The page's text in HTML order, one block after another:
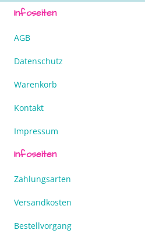
Infoseiten
AGB
Datenschutz
Warenkorb
Kontakt
Impressum
Infoseiten
Zahlungsarten
Versandkosten
Bestellvorgang